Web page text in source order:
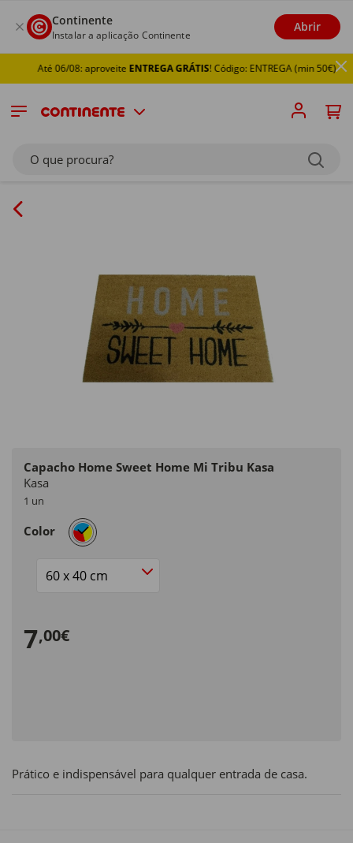
Continente
Instalar a aplicação Continente
Abrir
Até 06/08: aproveiteENTREGA GRÁTIS! Código: ENTREGA (min 50€)
O que procura?
Capacho Home Sweet Home Mi Tribu Kasa
Kasa
1 un
Color selected
Size
7,00€
Prático e indispensável para qualquer entrada de casa.